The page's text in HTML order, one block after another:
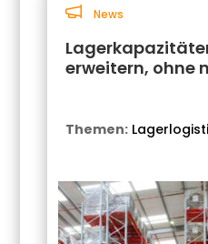
News
erweitern, ohne
Themen: